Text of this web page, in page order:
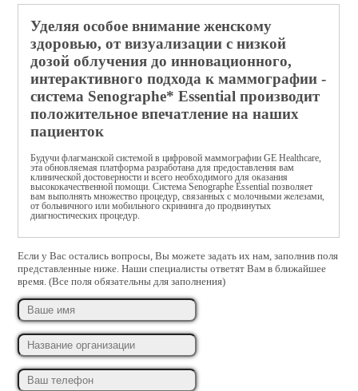
Посмотреть подробности
Engstrom Carestation для
новорожденных
количество ограниченно
CIC Pro
Посмотреть подробности
Engstrom Carestation для
взрослых
количество ограниченно
Уделяя особое внимание женскому
здоровью, от визуализации с низкой
дозой облучения до инновационного,
интерактивного подхода к маммографии -
система Senographe* Essential производит
положительное впечатление на наших
пациенток
Будучи флагманской системой в цифровой маммографии GE Healthcare,
эта обновляемая платформа разработана для предоставления вам
клинической достоверности и всего необходимого для оказания
высококачественной помощи. Система Senographe Essential позволяет
вам выполнять множество процедур, связанных с молочными железами,
от больничного или мобильного скрининга до продвинутых
диагностических процедур.
Если у Вас остались вопросы, Вы можете задать их нам, заполнив поля
представленные ниже. Наши специалисты ответят Вам в ближайшее
время. (Все поля обязательны для заполнения)